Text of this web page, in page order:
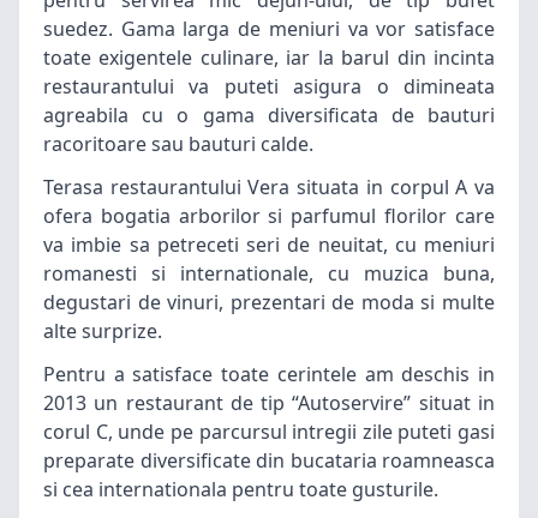
suedez. Gama larga de meniuri va vor satisface
toate exigentele culinare, iar la barul din incinta
restaurantului va puteti asigura o dimineata
agreabila cu o gama diversificata de bauturi
racoritoare sau bauturi calde.
Terasa restaurantului Vera situata in corpul A va
ofera bogatia arborilor si parfumul florilor care
va imbie sa petreceti seri de neuitat, cu meniuri
romanesti si internationale, cu muzica buna,
degustari de vinuri, prezentari de moda si multe
alte surprize.
Pentru a satisface toate cerintele am deschis in
2013 un restaurant de tip “Autoservire” situat in
corul C, unde pe parcursul intregii zile puteti gasi
preparate diversificate din bucataria roamneasca
si cea internationala pentru toate gusturile.